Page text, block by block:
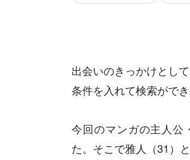
出会いのきっかけとし
条件を入れて検索がで
今回のマンガの主人公
た。そこで雅人（31）